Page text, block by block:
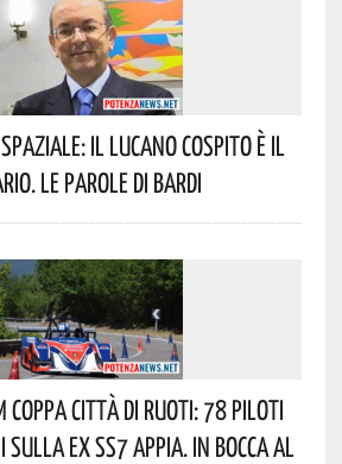
Il Lucano Cospito È Il
Le Parole Di Bardi
Città Di Ruoti: 78 Piloti
Ex SS7 Appia. In Bocca Al